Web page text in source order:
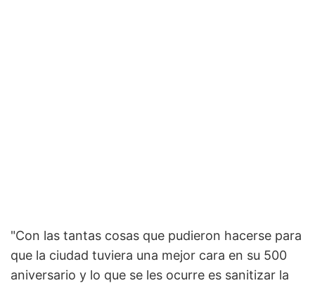
"Con las tantas cosas que pudieron hacerse para
que la ciudad tuviera una mejor cara en su 500
aniversario y lo que se les ocurre es sanitizar la